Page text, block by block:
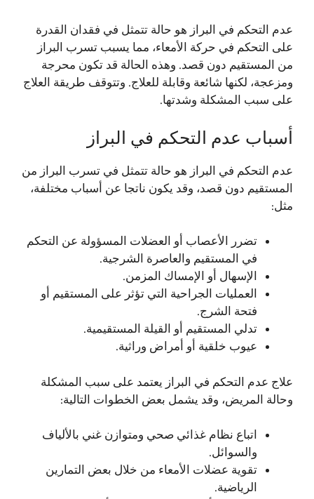
عدم التحكم في البراز هو حالة تتمثل في فقدان القدرة
على التحكم في حركة الأمعاء، مما يسبب تسرب البراز
من المستقيم دون قصد. وهذه الحالة قد تكون محرجة
ومزعجة، لكنها شائعة وقابلة للعلاج. وتتوقف طريقة العلاج
على سبب المشكلة وشدتها.
أسباب عدم التحكم في البراز
عدم التحكم في البراز هو حالة تتمثل في تسرب البراز من
المستقيم دون قصد، وقد يكون ناتجا عن أسباب مختلفة،
مثل:
تضرر الأعصاب أو العضلات المسؤولة عن التحكم
في المستقيم والعاصرة الشرجية.
الإسهال أو الإمساك المزمن.
العمليات الجراحية التي تؤثر على المستقيم أو
فتحة الشرج.
تدلي المستقيم أو القيلة المستقيمية.
عيوب خلقية أو أمراض وراثية.
علاج عدم التحكم في البراز يعتمد على سبب المشكلة
وحالة المريض، وقد يشمل بعض الخطوات التالية:
اتباع نظام غذائي صحي ومتوازن غني بالألياف
والسوائل.
تقوية عضلات الأمعاء من خلال بعض التمارين
الرياضية.